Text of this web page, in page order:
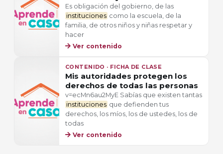
Es obligación del gobierno, de las
instituciones como la escuela, de la
familia, de otros niños y niñas respetar y
hacer
Ver contenido
CONTENIDO · FICHA DE CLASE
Mis autoridades protegen los
derechos de todas las personas
v=ecMn6au2MyE Sabías que existen tantas
instituciones que defienden tus
derechos, los míos, los de ustedes, los de
todas
Ver contenido